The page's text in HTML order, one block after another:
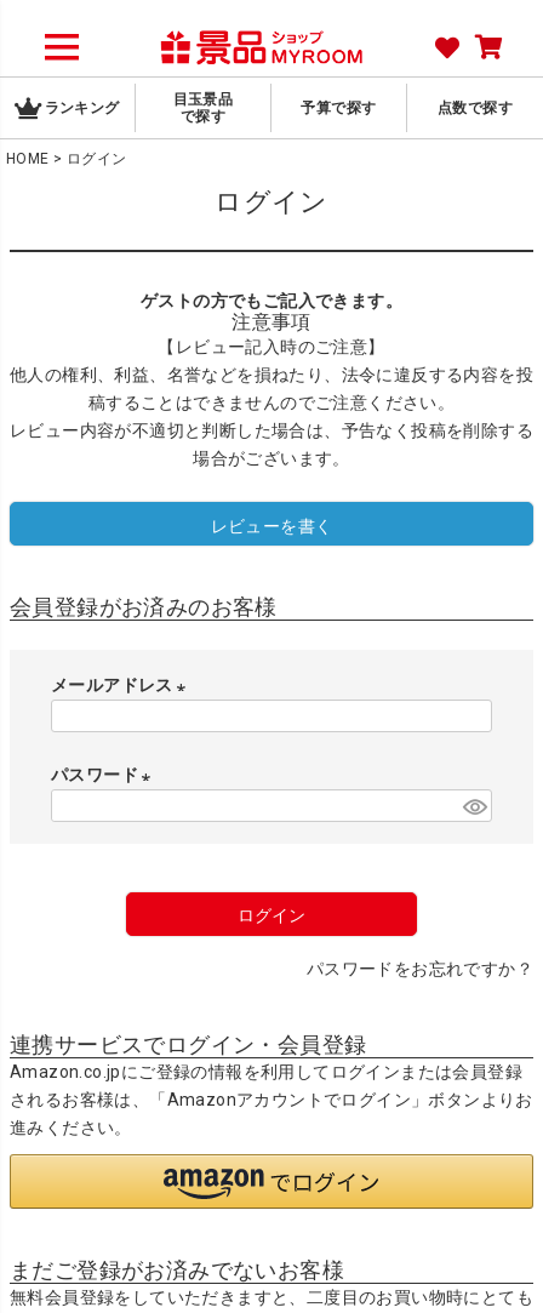
ランキング
目玉景品
で探す
予算で探す 点数で探す
HOME ログイン
ログイン
ゲストの方でもご記入できます。
注意事項
【レビュー記入時のご注意】
他人の権利、利益、名誉などを損ねたり、法令に違反する内容を投
稿することはできませんのでご注意ください。
レビュー内容が不適切と判断した場合は、予告なく投稿を削除する
場合がございます。
レビューを書く
会員登録がお済みのお客様
メールアドレス
パスワード
)
ログイン
パスワードをお忘れですか？
連携サービスでログイン・会員登録
Amazon.co.jpにご登録の情報を利用してログインまたは会員登録
されるお客様は、「Amazonアカウントでログイン」ボタンよりお
進みください。
まだご登録がお済みでないお客様
無料会員登録をしていただきますと、二度目のお買い物時にとても